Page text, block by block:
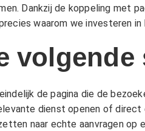
Dankzij de koppeling met
waarom we investeren
de pagina die de
dienst openen of
naar echte aanvragen op